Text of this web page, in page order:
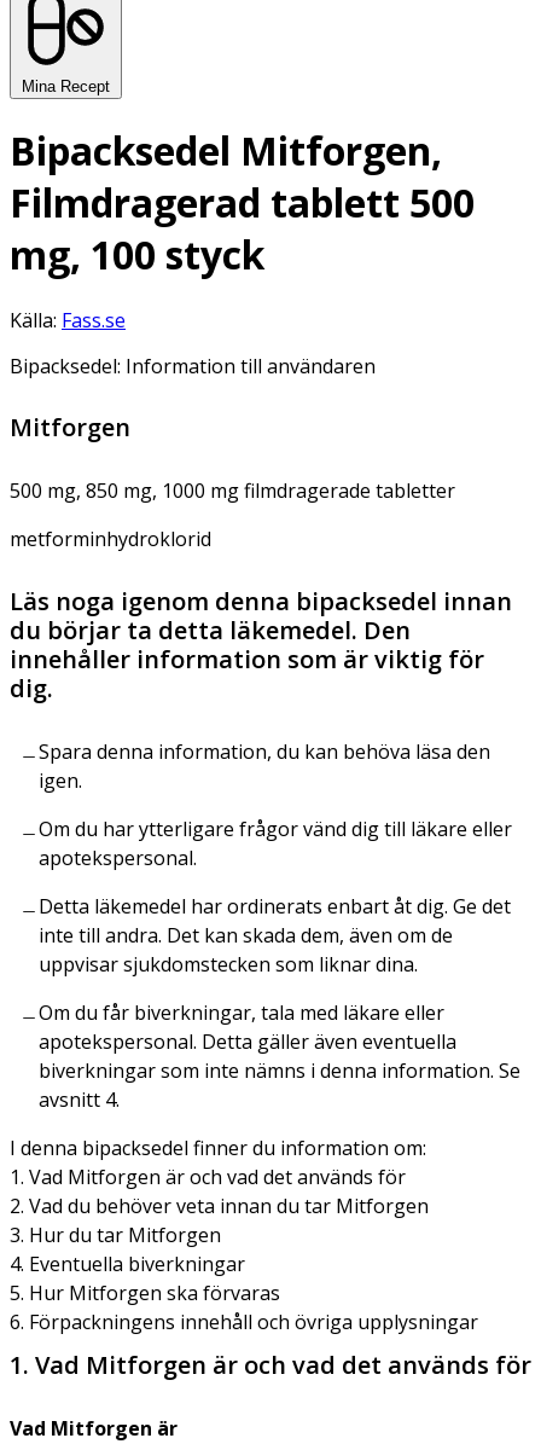
Mina Recept
Bipacksedel Mitforgen,
Filmdragerad tablett 500
mg, 100 styck
Källa: Fass.se
Bipacksedel: Information till användaren
Mitforgen
500 mg, 850 mg, 1000 mg filmdragerade tabletter
metforminhydroklorid
Läs noga igenom denna bipacksedel innan
du börjar ta detta läkemedel. Den
innehåller information som är viktig för
dig.
Spara denna information, du kan behöva läsa den
igen.
Om du har ytterligare frågor vänd dig till läkare eller
apotekspersonal.
Detta läkemedel har ordinerats enbart åt dig. Ge det
inte till andra. Det kan skada dem, även om de
uppvisar sjukdomstecken som liknar dina.
Om du får biverkningar, tala med läkare eller
apotekspersonal. Detta gäller även eventuella
biverkningar som inte nämns i denna information. Se
avsnitt 4.
I denna bipacksedel finner du information om:
1. Vad Mitforgen är och vad det används för
2. Vad du behöver veta innan du tar Mitforgen
3. Hur du tar Mitforgen
4. Eventuella biverkningar
5. Hur Mitforgen ska förvaras
6. Förpackningens innehåll och övriga upplysningar
1. Vad Mitforgen är och vad det används för
Vad Mitforgen är